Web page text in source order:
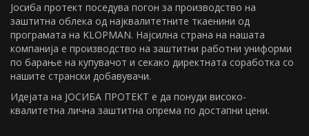
Јосиба протект поседува погон за производство на
заштитна облека од најквалитетните ткаенини од
програмата на KLOPMAN. Најсилна страна на нашата
компанија е производство на заштитни работни униформи
по барање на купувачот и секако директната соработка со
нашите странски добавувачи.
Идејата на ЈОСИБА ПРОТЕКТ е да понуди високо-
квалитетна лична заштитна опрема по достапни цени.